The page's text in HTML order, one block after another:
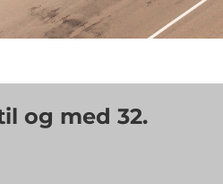
og med 32.